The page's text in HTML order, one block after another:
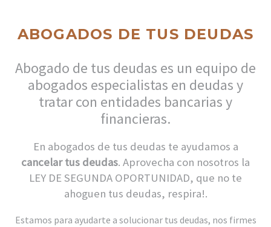
ABOGADOS DE TUS DEUDAS
Abogado de tus deudas es un equipo de
abogados especialistas en deudas y
tratar con entidades bancarias y
financieras.
En abogados de tus deudas te ayudamos a
cancelar tus deudas. Aprovecha con nosotros la
LEY DE SEGUNDA OPORTUNIDAD, que no te
ahoguen tus deudas, respira!.
Estamos para ayudarte a solucionar tus deudas, nos firmes